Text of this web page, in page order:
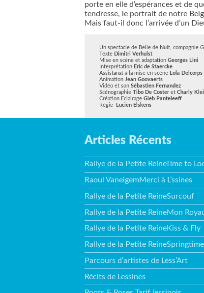
porte en elle d’espérances et de
tendresse, le portrait de notre
Mais faut-il donc l’arrivée d’un
Un spectacle de Belle de Nuit, compagnie
Texte Dimitri Verhulst
Mise en scène et adaptation Georges Lini
Interprétation Eric de Staercke
Assistanat à la mise en scène Lola Delcorps
Animation Jean Goovaerts
Vidéo et son Sébastien Fernandez
Scénographie Tibo De Coster et Charly
Création Eclairage Gleb Panteleeff
Régie
Lucien Elskens
Articles Récents
Rallye de la Petite ReineTime to
Raoul VaneigemMerci à L’ssines
Rallye de la Petite ReineSurcouf
Rallye de la Petite ReineMon
Rallye de la Petite ReineKiss & Fly
Rallye de la Petite ReineSpringtime
Parcours d’artistes de Less’Art
Récits de Lessines